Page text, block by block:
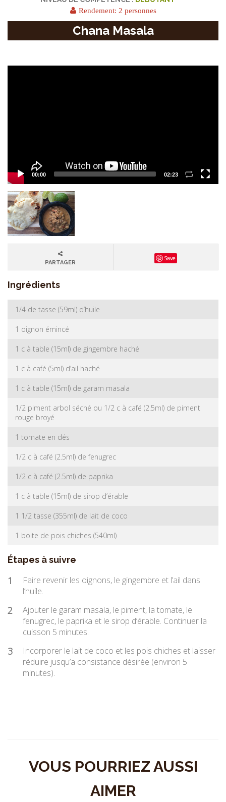
Rendement: 2 personnes
Chana Masala
00:00 02:23
PARTAGER
Save
Ingrédients
1/4 de tasse (59ml) d’huile
1 oignon émincé
1 c à table (15ml) de gingembre haché
1 c à café (5ml) d’ail haché
1 c à table (15ml) de garam masala
1/2 piment arbol séché ou 1/2 c à café (2.5ml) de piment
rouge broyé
1 tomate en dés
1/2 c à café (2.5ml) de fenugrec
1/2 c à café (2.5ml) de paprika
1 c à table (15ml) de sirop d’érable
1 1/2 tasse (355ml) de lait de coco
1 boite de pois chiches (540ml)
Étapes à suivre
1
Faire revenir les oignons, le gingembre et l’ail dans
l’huile.
2
Ajouter le garam masala, le piment, la tomate, le
fenugrec, le paprika et le sirop d’érable. Continuer la
cuisson 5 minutes.
3
Incorporer le lait de coco et les pois chiches et laisser
réduire jusqu’a consistance désirée (environ 5
minutes).
VOUS POURRIEZ AUSSI
AIMER